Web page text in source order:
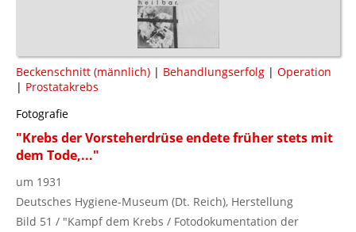
Beckenschnitt (männlich) | Behandlungserfolg | Operation
| Prostatakrebs
Fotografie
"Krebs der Vorsteherdrüse endete früher stets mit
dem Tode,..."
um 1931
Deutsches Hygiene-Museum (Dt. Reich), Herstellung
Bild 51 / "Kampf dem Krebs / Fotodokumentation der